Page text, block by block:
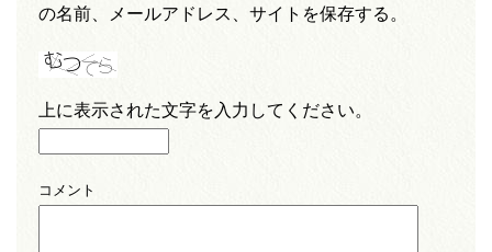
の名前、メールアドレス、サイトを保存する。
上に表示された文字を入力してください。
コメント